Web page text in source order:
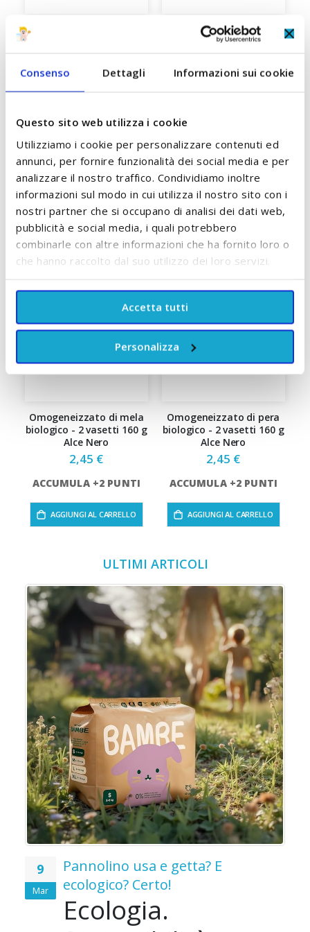
Consenso Dettagli Informazioni sui cookie
Questo sito web utilizza i cookie
Utilizziamo i cookie per personalizzare contenuti ed
annunci, per fornire funzionalità dei social media e per
analizzare il nostro traffico. Condividiamo inoltre
informazioni sul modo in cui utilizza il nostro sito con i
nostri partner che si occupano di analisi dei dati web,
pubblicità e social media, i quali potrebbero
combinarle con altre informazioni che ha fornito loro o
che hanno raccolto dal suo utilizzo dei loro servizi.
Accetta tutti
Personalizza
Burro di Karitè con Olio di
13,10 €
ACCUMULA +13 PUNTI
AGGIUNGI AL CARRELLO
Burro di Karitè Biologico
100 ml Sapone di un
10,50 €
SCOPRI TUTTI I PRODOTTI DEL BRAND
Omogeneizzato di mela
biologico - 2 vasetti 160 g
Alce Nero
2,45 €
ACCUMULA +2 PUNTI
AGGIUNGI AL CARRELLO
Omogeneizzato di pera
biologico - 2 vasetti 160 g
Alce Nero
2,45 €
ACCUMULA +2 PUNTI
AGGIUNGI AL CARRELLO
ULTIMI ARTICOLI
9
Mar
Pannolino usa e getta? E
ecologico? Certo!
Ecologia.